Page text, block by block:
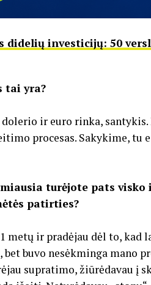
didelių investicijų: 50
tai yra?
ir euro rinka,
procesas. Sakykime, tu
turėjote pats
patirties?
metų ir pradėjau dėl to, kad
buvo nesėkminga mano
supratimo, žiūrėdavau į